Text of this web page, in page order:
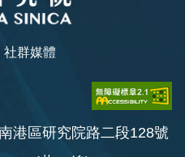
社群媒體
港區研究院路二段128號